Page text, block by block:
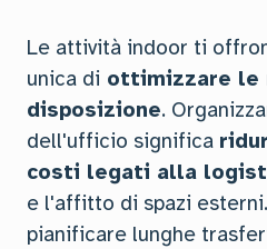
Le attività indoor ti
unica di ottimizzare le
disposizione.
dell'ufficio significa
costi legati alla
e l'affitto di spazi
pianificare lunghe